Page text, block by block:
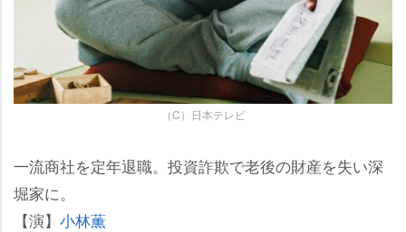
（C）日本テレビ
一流商社を定年退職。投資詐欺で老後の財産を失い深
堀家に。
【演】 小林薫